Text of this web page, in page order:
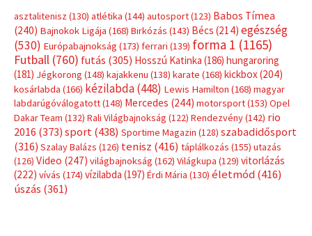
asztalitenisz (130) atlétika (144) autosport(123) Babos Tímea
(240) Bajnokok Ligája (168) Birkózás (143) Bécs (214) egészség
(530) Európabajnokság (173) ferrari (139) forma 1 (1165)
Futball (760) futás (305) Hosszú Katinka (186) hungaroring
(181) Jégkorong (148) kajakkenu (138) karate (168) kickbox(204)
kosárlabda (166) kézilabda(448) Lewis Hamilton (168) magyar
labdarúgóválogatott(148) Mercedes (244) motorsport(153) Opel
Dakar Team (132) Rali Világbajnokság (122) Rendezvény(142) rio
2016 (373) sport(438) Sportime Magazin (128) szabadidősport
(316) Szalay Balázs (126) tenisz (416) táplálkozás (155) utazás
(126) Video (247) világbajnokság (162) Világkupa (129) vitorlázás
(222) vívás (174) vízilabda (197) Érdi Mária (130) életmód(416)
úszás (361)